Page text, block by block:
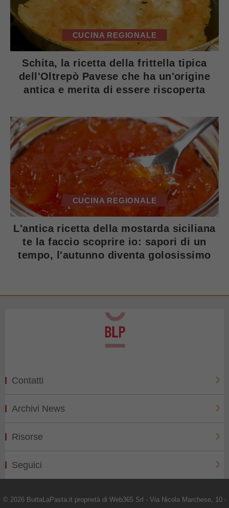
CUCINA REGIONALE
Schita, la ricetta della frittella tipica
dell'Oltrepò Pavese che ha un'origine
antica e merita di essere riscoperta
CUCINA REGIONALE
L'antica ricetta della mostarda siciliana
te la faccio scoprire io: sapori di un
tempo, l'autunno diventa golosissimo
Contatti
Archivi News
Risorse
Seguici
© 2026 ButtaLaPasta.it proprietà di Web365 Srl - Via Nicola Marchese, 10 -